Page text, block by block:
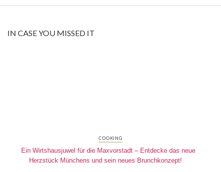
IN CASE YOU MISSED IT
COOKING
Ein Wirtshausjuwel für die Maxvorstadt – Entdecke das neue
Herzstück Münchens und sein neues Brunchkonzept!